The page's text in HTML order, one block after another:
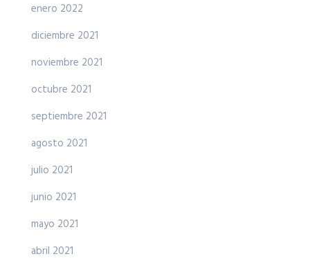
enero 2022
diciembre 2021
noviembre 2021
octubre 2021
septiembre 2021
agosto 2021
julio 2021
junio 2021
mayo 2021
abril 2021